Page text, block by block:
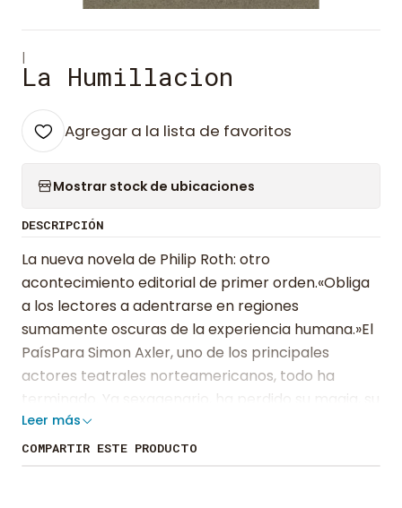
|
La Humillacion
Agregar a la lista de favoritos
Mostrar stock de ubicaciones
DESCRIPCIÓN
La nueva novela de Philip Roth: otro
acontecimiento editorial de primer orden.«Obliga
a los lectores a adentrarse en regiones
sumamente oscuras de la experiencia humana.»El
PaísPara Simon Axler, uno de los principales
actores teatrales norteamericanos, todo ha
terminado. Ya sexagenario, ha perdido su magia, su
talento y la seguridad en sí mismo. Imagina que la
gente se ríe de él, no puede fingir que es otra
persona. Su mujer se ha ido, su público le ha
Leer más
COMPARTIR ESTE PRODUCTO